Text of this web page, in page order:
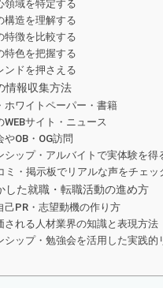
領域を特定する
構造を理解する
特徴を比較する
特色を把握する
ンドを押さえる
情報収集方法
ホワイトペーパー・書籍
WEBサイト・ニュース
やOB・OG訪問
シップ・アルバイトで実体験を得
ミ・掲示板でリアルな声をチェッ
した就職・転職活動の進め方
己PR・志望動機の作り方
される人材業界の知識と表現方法
シップ・勉強会を活用した実践的